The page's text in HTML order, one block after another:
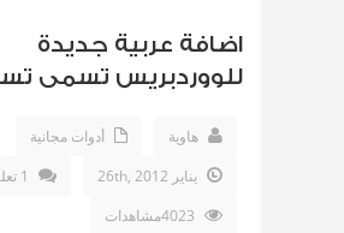
اضافة عربية جديدة
للووردبريس تسمى
هاوية
أدوات مجانية
يناير 26th, 2012
1 تعليق